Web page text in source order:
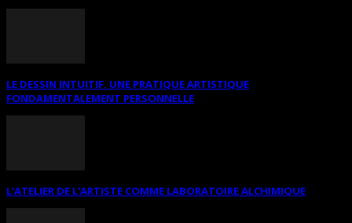
LE DESSIN INTUITIF. UNE PRATIQUE ARTISTIQUE
FONDAMENTALEMENT PERSONNELLE
L’ATELIER DE L’ARTISTE COMME LABORATOIRE ALCHIMIQUE